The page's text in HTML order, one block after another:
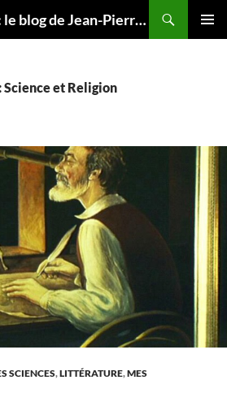
LUMINESCIENCES : le blog de Jean-Pierre LUMINET, astrophysicien
et Religion
SCIENCES,LITTÉRATURE,MES